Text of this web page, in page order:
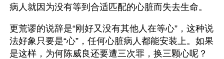
病人就因为没有等到合适匹配的心脏而失去生命。
更荒谬的说辞是“刚好又没有其他人在等心”，这种说
法好象只要是“心”，任何心脏病人都能安装上。如果
是这样，为何陈威良还要遭三次罪，换三颗心呢？